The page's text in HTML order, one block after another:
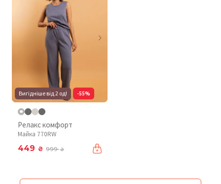
Вигідніше від 2 од! -55%
Релакс комфорт
Майка 770RW
449 ₴ 999₴